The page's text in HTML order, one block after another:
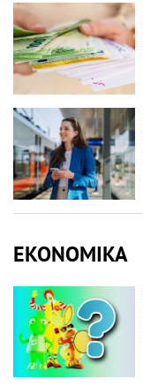
EKONOMIKA